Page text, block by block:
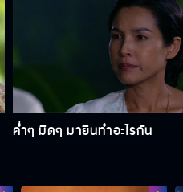
ค่ำๆ มืดๆ มายืนทำอะไรกัน